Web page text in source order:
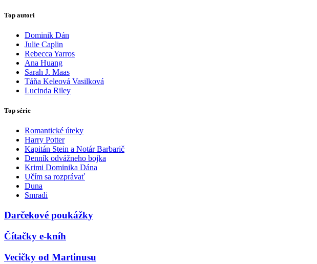
Top autori
Dominik Dán
Julie Caplin
Rebecca Yarros
Ana Huang
Sarah J. Maas
Táňa Keleová Vasilková
Lucinda Riley
Top série
Romantické úteky
Harry Potter
Kapitán Stein a Notár Barbarič
Denník odvážneho bojka
Krimi Dominika Dána
Učím sa rozprávať
Duna
Smradi
Darčekové poukážky
Čítačky e-kníh
Vecičky od Martinusu